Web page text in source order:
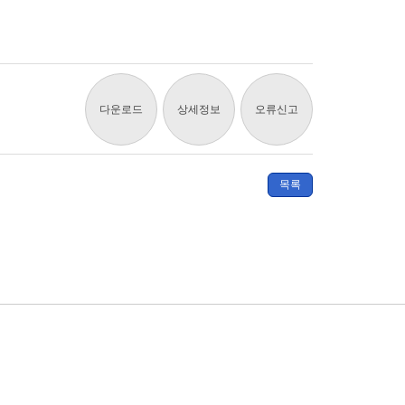
다운로드 상세정보 오류신고
목록